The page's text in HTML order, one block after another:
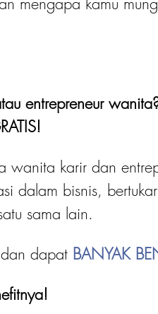
entrepreneur
wanita karir dan
dalam bisnis,
sama lain.
dan dapat BANYAK